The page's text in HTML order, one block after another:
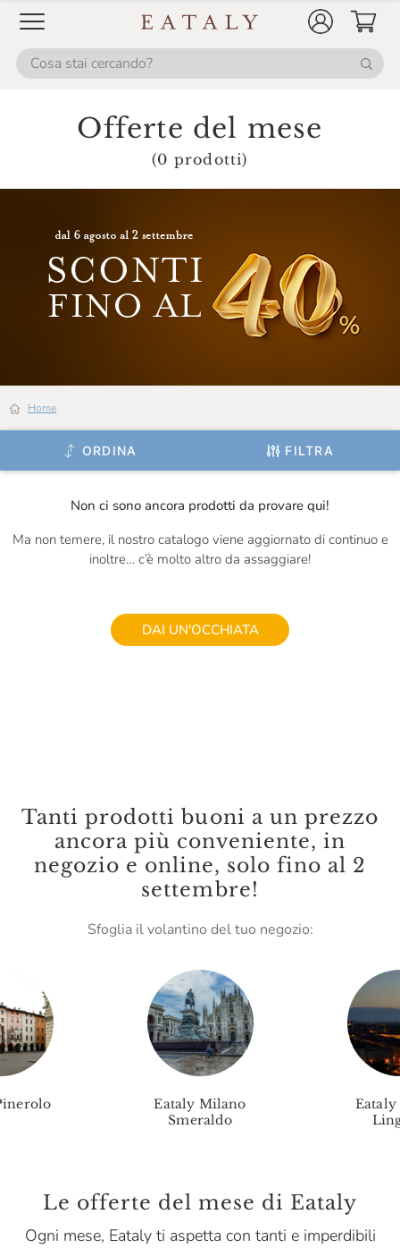
Offerte del mese
(0 prodotti)
Home
ORDINA FILTRA
Fontanafredda
Fox Italia
Fresco Piada
Gin Mare
Gli Aironi
Guado Al Melo
Ignalat
Il Vallino
Le Vigne Di Zamò
Leone
Madama Oliva
Mamma Mia
Marc E Manuel Giro
Marchesi Migliorati
Massimago
Menabrea
Non ci sono ancora prodotti da provare qui!
Ma non temere, il nostro catalogo viene aggiornato di continuo e
inoltre… c’è molto altro da assaggiare!
DAI UN'OCCHIATA
Tanti prodotti buoni a un prezzo
ancora più conveniente, in
negozio e online, solo fino al 2
settembre!
Sfoglia il volantino del tuo negozio:
Eataly Milano
Smeraldo
Le offerte del mese di Eataly
Ogni mese, Eataly ti aspetta con tanti e imperdibili